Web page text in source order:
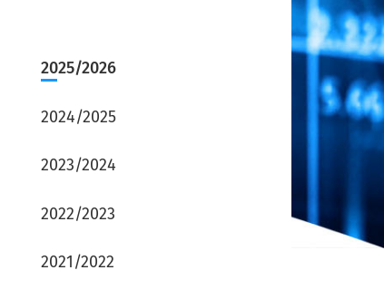
2025/2026
2024/2025
2023/2024
2022/2023
2021/2022